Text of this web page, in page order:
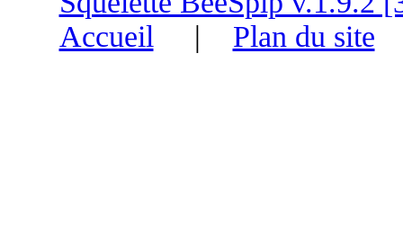
Accueil | Plan du site